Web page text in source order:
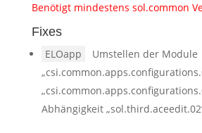
Benötigt mindestens sol.common
Fixes
ELOapp
Umstellen der Module
Abhängigkeit